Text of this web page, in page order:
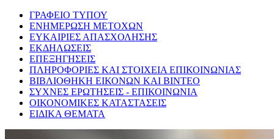
ΓΡΑΦΕΙΟ ΤΥΠΟΥ
ΕΝΗΜΕΡΩΣΗ ΜΕΤΟΧΩΝ
ΕΥΚΑΙΡΙΕΣ ΑΠΑΣΧΟΛΗΣΗΣ
ΕΚΔΗΛΩΣΕΙΣ
ΕΠΕΞΗΓΗΣΕΙΣ
ΠΛΗΡΟΦΟΡΙΕΣ ΚΑΙ ΣΤΟΙΧΕΙΑ ΕΠΙΚΟΙΝΩΝΙΑΣ
ΒΙΒΛΙΟΘΗΚΗ ΕΙΚΟΝΩΝ ΚΑΙ ΒΙΝΤΕΟ
ΣΥΧΝΕΣ ΕΡΩΤΗΣΕΙΣ - ΕΠΙΚΟΙΝΩΝΙΑ
ΟΙΚΟΝΟΜΙΚΕΣ ΚΑΤΑΣΤΑΣΕΙΣ
ΕΙΔΙΚΑ ΘΕΜΑΤΑ